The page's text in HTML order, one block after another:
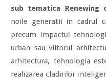
sub tematica Renewing
noile generatii in cadrul
precum impactul
urban sau viitorul
arhitectura, tehnologia
realizarea cladirilor